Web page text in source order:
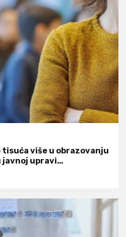
više u obrazovanju
javnoj upravi…